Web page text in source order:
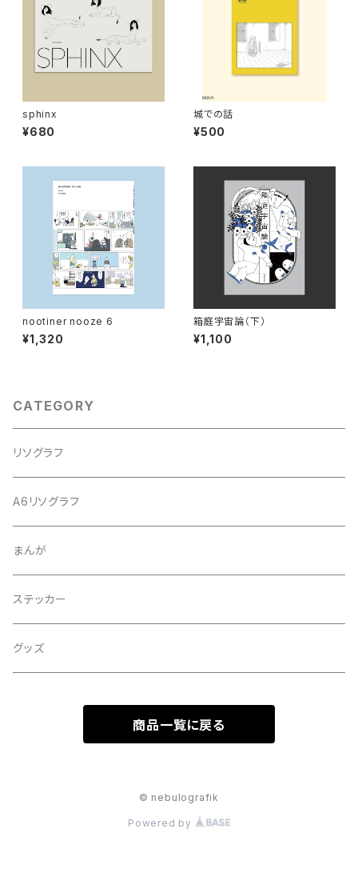
sphinx
¥680
城での話
¥500
nootiner nooze 6
¥1,320
箱庭宇宙論（下）
¥1,100
CATEGORY
リソグラフ
A6リソグラフ
まんが
ステッカー
グッズ
商品一覧に戻る
© nebulografik
Powered by